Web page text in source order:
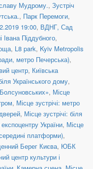
Мудрому., Зустріч
, Парк Перемоги,
19:00, ВДНГ, Сад
Івана Піддубного,
, L8 park, Kyiv Metropolis
метро Печерська),
центр, Київська
Українського дому,
, Місце
, Місце зустрічі: метро
, Місце зустрічі: біля
України, Місце
платформи),
Берег Києва, ЮБК
центр культури і